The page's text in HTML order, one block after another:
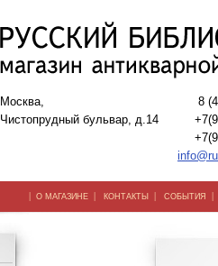
Москва,
Чистопрудный бульвар, д.14
8
| О МАГАЗИНЕ | КОНТАКТЫ | СОБЫТИЯ